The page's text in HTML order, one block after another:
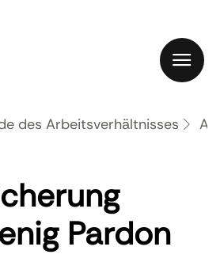
des Arbeitsverhältnisses
Pardon